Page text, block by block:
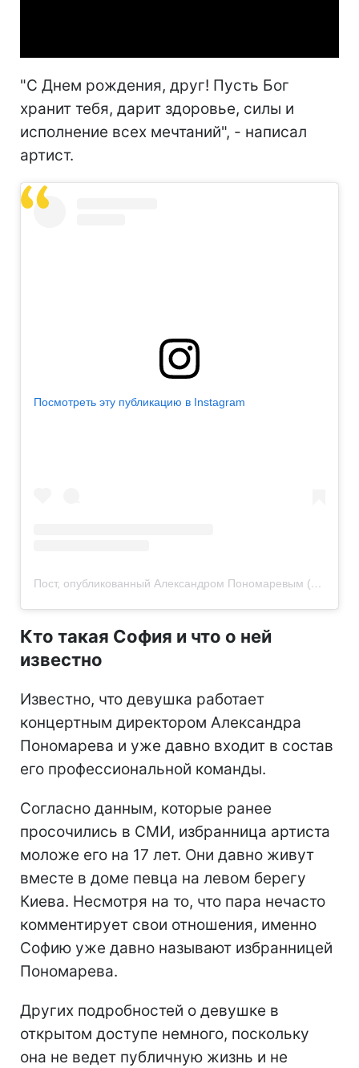
"С Днем рождения, друг! Пусть Бог
хранит тебя, дарит здоровье, силы и
исполнение всех мечтаний", - написал
артист.
Посмотреть эту публикацию в Instagram
Пост, опубликованный Александром Пономаревым (@ponomaryovoleksandr)
Кто такая София и что о ней
известно
Известно, что девушка работает
концертным директором Александра
Пономарева и уже давно входит в состав
его профессиональной команды.
Согласно данным, которые ранее
просочились в СМИ, избранница артиста
моложе его на 17 лет. Они давно живут
вместе в доме певца на левом берегу
Киева. Несмотря на то, что пара нечасто
комментирует свои отношения, именно
Софию уже давно называют избранницей
Пономарева.
Других подробностей о девушке в
открытом доступе немного, поскольку
она не ведет публичную жизнь и не